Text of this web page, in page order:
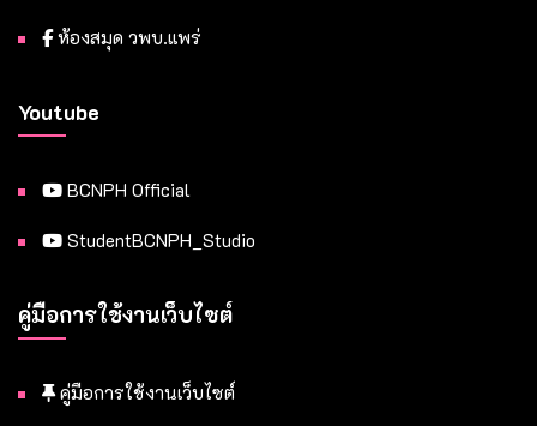
ห้องสมุด วพบ.แพร่
Youtube
BCNPH Official
StudentBCNPH_Studio
คู่มือการใช้งานเว็บไซต์
คู่มือการใช้งานเว็บไซต์